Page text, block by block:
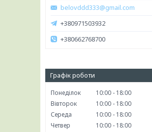
belovddd333@gmail.com
+380971503932
+380662768700
Графік роботи
Понеділок 10:00
18:00
Вівторок
10:00
18:00
Середа
10:00
18:00
Четвер
10:00 18:00